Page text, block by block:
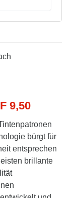
9,50
bürgt für
entsprechen
brillante